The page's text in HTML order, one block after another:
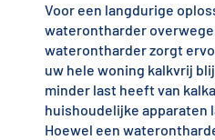
Voor een langdurige
waterontharder
waterontharder zorgt
uw hele woning kalkvrij
minder last heeft van
huishoudelijke apparaten
Hoewel een